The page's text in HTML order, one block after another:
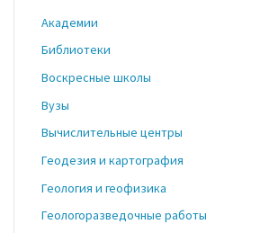
Академии
Библиотеки
Воскресные школы
Вузы
Вычислительные центры
Геодезия и картография
Геология и геофизика
Геологоразведочные работы